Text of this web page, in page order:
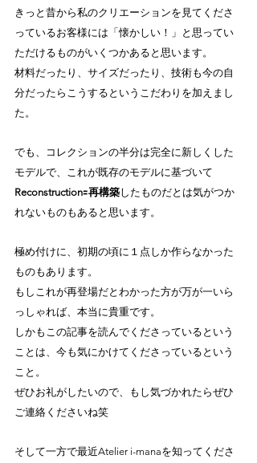
きっと昔から私のクリエーションを見てくださ
っているお客様には「懐かしい！」と思ってい
ただけるものがいくつかあると思います。
材料だったり、サイズだったり、技術も今の自
分だったらこうするというこだわりを加えまし
た。
でも、コレクションの半分は完全に新しくした
モデルで、これが既存のモデルに基づいて
Reconstruction🟰再構築したものだとは気がつか
れないものもあると思います。
極め付けに、初期の頃に１点しか作らなかった
ものもあります。
もしこれが再登場だとわかった方が万が一いら
っしゃれば、本当に貴重です。
しかもこの記事を読んでくださっているという
ことは、今も気にかけてくださっているという
こと。
ぜひお礼がしたいので、もし気づかれたらぜひ
ご連絡くださいね笑
そして一方で最近Atelier i-manaを知ってくださ